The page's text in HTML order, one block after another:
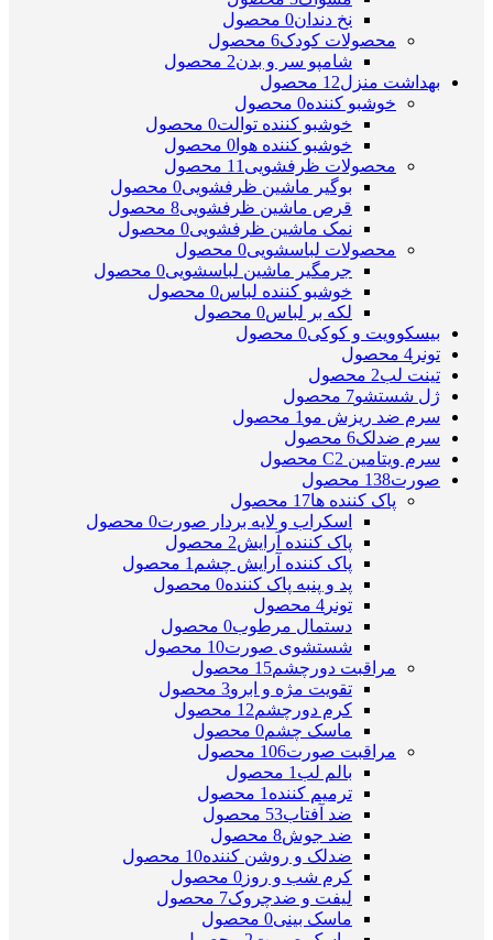
نخ دندان0 محصول
محصولات کودک6 محصول
شامپو سر و بدن2 محصول
بهداشت منزل12 محصول
خوشبو کننده0 محصول
خوشبو کننده توالت0 محصول
خوشبو کننده هوا 0 محصول
محصولات ظرفشویی 11 محصول
بوگیر ماشین ظرفشویی0 محصول
قرص ماشین ظرفشویی8 محصول
نمک ماشین ظرفشویی0 محصول
محصولات لباسشویی0 محصول
جرمگیر ماشین لباسشویی0 محصول
خوشبو کننده لباس0 محصول
لکه بر لباس0 محصول
بیسکوویت و کوکی0 محصول
تونر 4 محصول
تینت لب2 محصول
ژل شستشو7 محصول
سرم ضد ریزش مو 1 محصول
سرم ضدلک6 محصول
سرم ویتامین C 2 محصول
صورت138 محصول
پاک کننده ها17 محصول
اسکراب و لایه بردار صورت0 محصول
پاک کننده آرایش2 محصول
پاک کننده آرایش چشم 1 محصول
پد و پنبه پاک کننده0 محصول
تونر 4 محصول
دستمال مرطوب0 محصول
شستشوی صورت10 محصول
مراقبت دورچشم15 محصول
تقویت مژه و ابرو3 محصول
کرم دورچشم12 محصول
ماسک چشم0 محصول
مراقبت صورت106 محصول
بالم لب 1 محصول
ترمیم کننده 1 محصول
ضد آفتاب53 محصول
ضد جوش8 محصول
ضدلک و روشن کننده10 محصول
کرم شب و روز 0 محصول
لیفت و ضدچروک7 محصول
ماسک بینی0 محصول